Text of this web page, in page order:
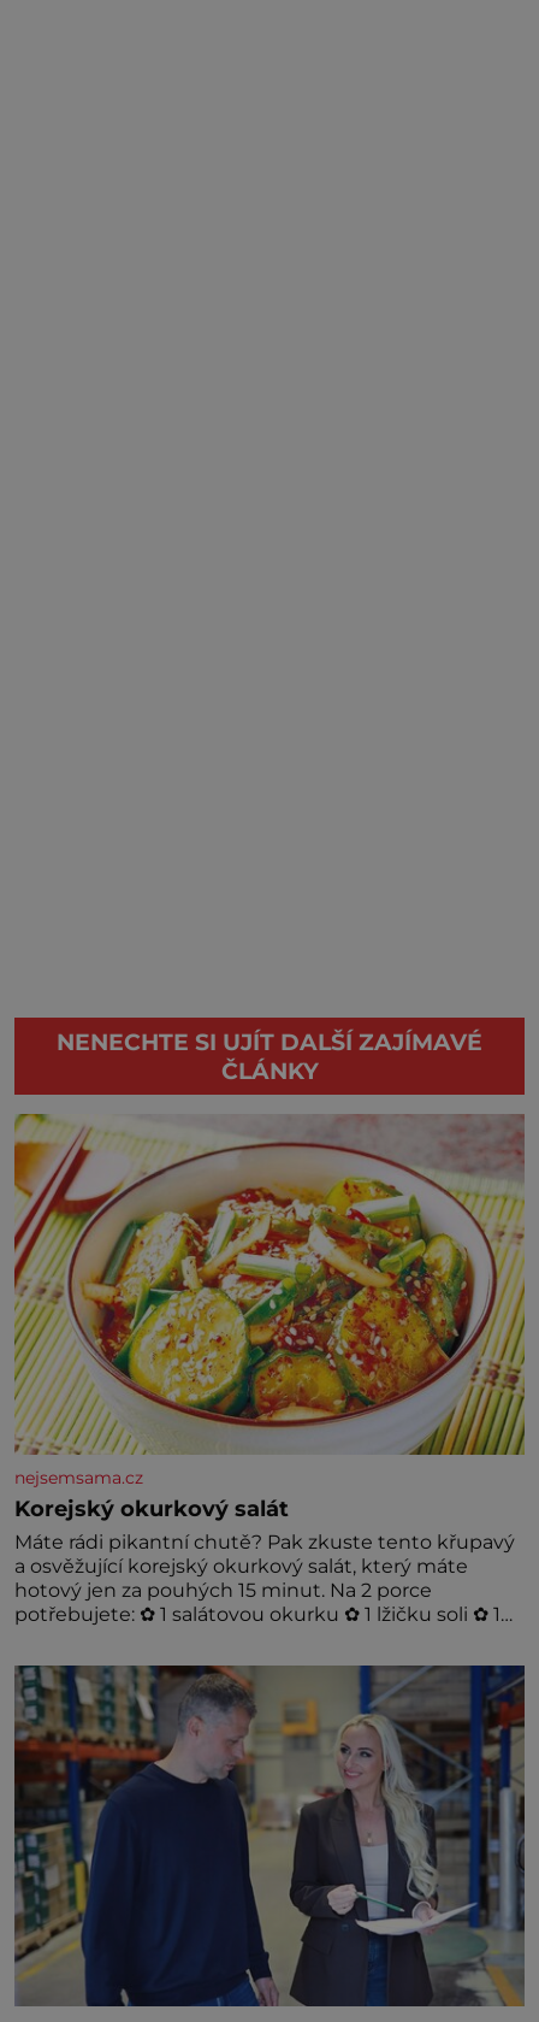
NENECHTE SI UJÍT DALŠÍ ZAJÍMAVÉ
ČLÁNKY
nejsemsama.cz
Korejský okurkový salát
Máte rádi pikantní chutě? Pak zkuste tento křupavý
a osvěžující korejský okurkový salát, který máte
hotový jen za pouhých 15 minut. Na 2 porce
potřebujete: ✿ 1 salátovou okurku ✿ 1 lžičku soli ✿ 1
rýžového octa ✿ 1 lžičku sezamového oleje ✿ 1 lžičku
chilli ✿ 1 lžičku cukru ✿ 1 jarní cibulku ✿ 1 lžíci
sezamových semínek